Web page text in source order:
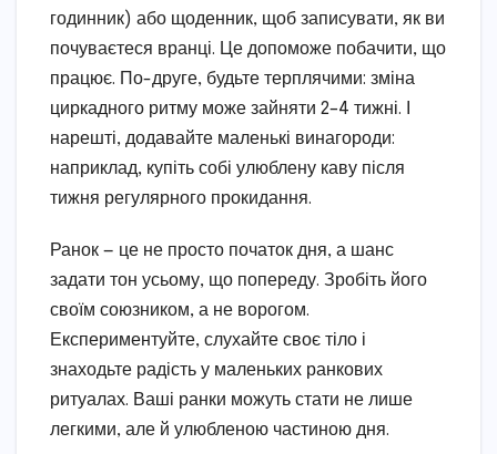
годинник) або щоденник, щоб записувати, як ви
почуваєтеся вранці. Це допоможе побачити, що
працює. По-друге, будьте терплячими: зміна
циркадного ритму може зайняти 2–4 тижні. І
нарешті, додавайте маленькі винагороди:
наприклад, купіть собі улюблену каву після
тижня регулярного прокидання.
Ранок — це не просто початок дня, а шанс
задати тон усьому, що попереду. Зробіть його
своїм союзником, а не ворогом.
Експериментуйте, слухайте своє тіло і
знаходьте радість у маленьких ранкових
ритуалах. Ваші ранки можуть стати не лише
легкими, але й улюбленою частиною дня.